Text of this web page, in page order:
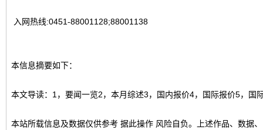
入网热线:0451-88001128;88001138
本信息摘要如下：
本文导读：1，要闻一览2，本月综述3，国内报价4，国际报价5，国
本站所载信息及数据仅供参考 据此操作 风险自负。上述作品、数据